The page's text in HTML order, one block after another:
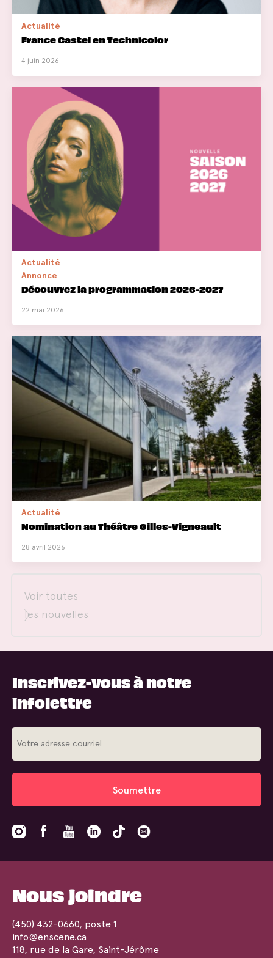
Actualité
France Castel en Technicolor
4 juin 2026
Actualité
Annonce
Découvrez la programmation 2026-2027
22 mai 2026
Actualité
Nomination au Théâtre Gilles-Vigneault
28 avril 2026
Voir toutes
les nouvelles
Inscrivez-vous à notre
infolettre
Soumettre
Nous joindre
(450) 432-0660, poste 1
info@enscene.ca
118, rue de la Gare, Saint-Jérôme